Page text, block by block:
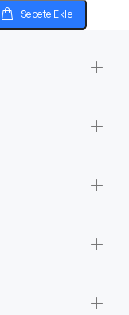
Sepete Ekle